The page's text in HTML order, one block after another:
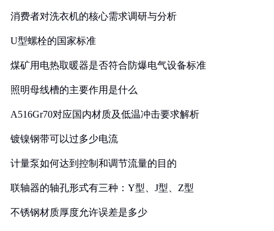
消费者对洗衣机的核心需求调研与分析
U型螺栓的国家标准
煤矿用电热取暖器是否符合防爆电气设备标准
照明母线槽的主要作用是什么
A516Gr70对应国内材质及低温冲击要求解析
镀镍钢带可以过多少电流
计量泵如何达到控制和调节流量的目的
联轴器的轴孔形式有三种：Y型、J型、Z型
不锈钢材质厚度允许误差是多少